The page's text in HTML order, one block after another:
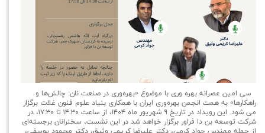
سی امین عصرانه بهره وری با موضوع «بهره‌وری در صنعت نان: چالش‌ها و
راهکارها» به همت انجمن بهره‌وری ایران با همکاری بنیاد علوم فنون غلات برگزار
می شود. این رویداد در تاریخ ۹ شهریور ماه ۱۴۰۴، از ساعت ۱۴:۳۰ تا ۱۷:۳۰، در
شرکت توسعه بن دا فراور برگزار خواهد شد در این نشست، سخنرانان برجسته‌ای